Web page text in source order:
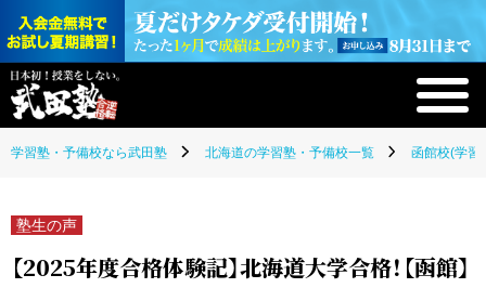
学習塾・予備校なら武田塾 北海道の学習塾・予備校一覧 函館校(学習
塾生の声
【2025年度合格体験記】北海道大学合格！【函館】